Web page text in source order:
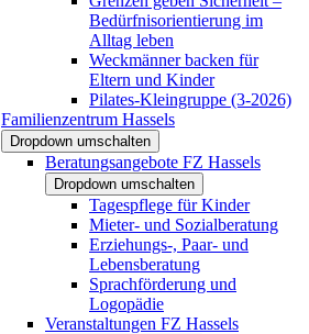
Bedürfnisorientierung im
Alltag leben
Weckmänner backen für
Eltern und Kinder
Pilates-Kleingruppe (3-2026)
Familienzentrum Hassels
Dropdown umschalten
Beratungsangebote FZ Hassels
Dropdown umschalten
Tagespflege für Kinder
Mieter- und Sozialberatung
Erziehungs-, Paar- und
Lebensberatung
Sprachförderung und
Logopädie
Veranstaltungen FZ Hassels